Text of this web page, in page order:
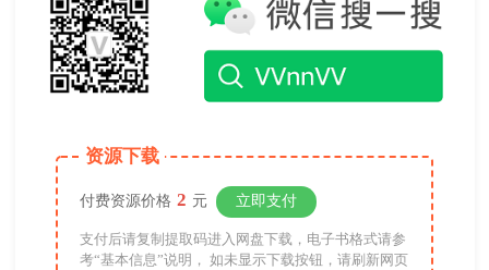
资源下载
付费资源价格 2 元 立即支付
支付后请复制提取码进入网盘下载，电子书格式请参
考“基本信息”说明， 如未显示下载按钮，请刷新网页